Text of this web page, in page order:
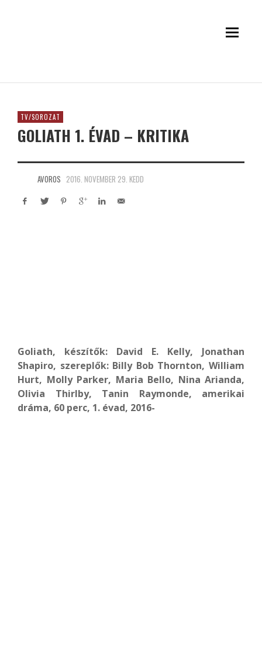
TV/SOROZAT
GOLIATH 1. ÉVAD – KRITIKA
AVOROS 2016. NOVEMBER 29. KEDD
Goliath, készítők: David E. Kelly, Jonathan
Shapiro, szereplők: Billy Bob Thornton, William
Hurt, Molly Parker, Maria Bello, Nina Arianda,
Olivia Thirlby, Tanin Raymonde, amerikai
dráma, 60 perc, 1. évad, 2016-